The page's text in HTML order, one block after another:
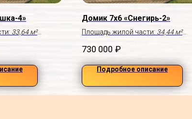
4»
33,64 м²
Домик 7х6 «Снегирь-2»
Площадь жилой части: 34,44 м²
730 000 ₽
Подробное описание